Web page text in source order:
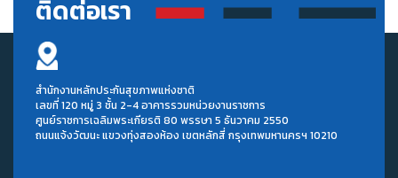
ติดต่อเรา
สำนักงานหลักประกันสุขภาพแห่งชาติ
เลขที่ 120 หมู่ 3 ชั้น 2-4 อาคารรวมหน่วยงานราชการ
ศูนย์ราชการเฉลิมพระเกียรติ 80 พรรษา 5 ธันวาคม 2550
ถนนแจ้งวัฒนะ แขวงทุ่งสองห้อง เขตหลักสี่ กรุงเทพมหานครฯ 10210